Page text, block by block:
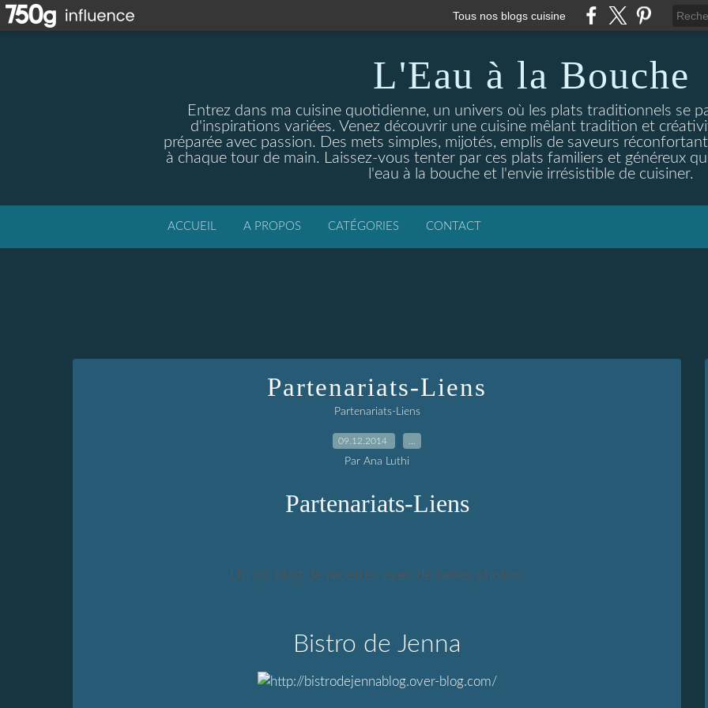
Tous nos blogs cuisine
L'Eau à la Bouche
Entrez dans ma cuisine quotidienne, un univers où les plats traditionnels se
d'inspirations variées. Venez découvrir une cuisine mêlant tradition et
préparée avec passion. Des mets simples, mijotés, emplis de saveurs
à chaque tour de main. Laissez-vous tenter par ces plats familiers et généreux
l'eau à la bouche et l'envie irrésistible de cuisiner.
ACCUEIL A PROPOS CATÉGORIES CONTACT
Partenariats-Liens
Partenariats-Liens
09.12.2014
Par Ana Luthi
Partenariats-Liens
Un joli blog de recettes avec de belles photos.
Bistro de Jenna